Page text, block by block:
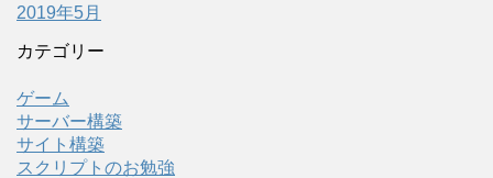
2019年5月
カテゴリー
ゲーム
サーバー構築
サイト構築
スクリプトのお勉強